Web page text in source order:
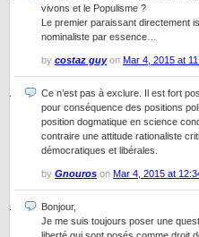
vivons et le Populisme ?
Le premier paraissant directement
nominaliste par essence…
by costaz guyon Mar 4, 2015 at
Ce n’est pas à exclure. Il est fort
pour conséquence des positions
position dogmatique en science
contraire une attitude rationaliste
démocratiques et libérales.
by Gnouros on Mar 4, 2015 at
Bonjour,
Je me suis toujours poser une